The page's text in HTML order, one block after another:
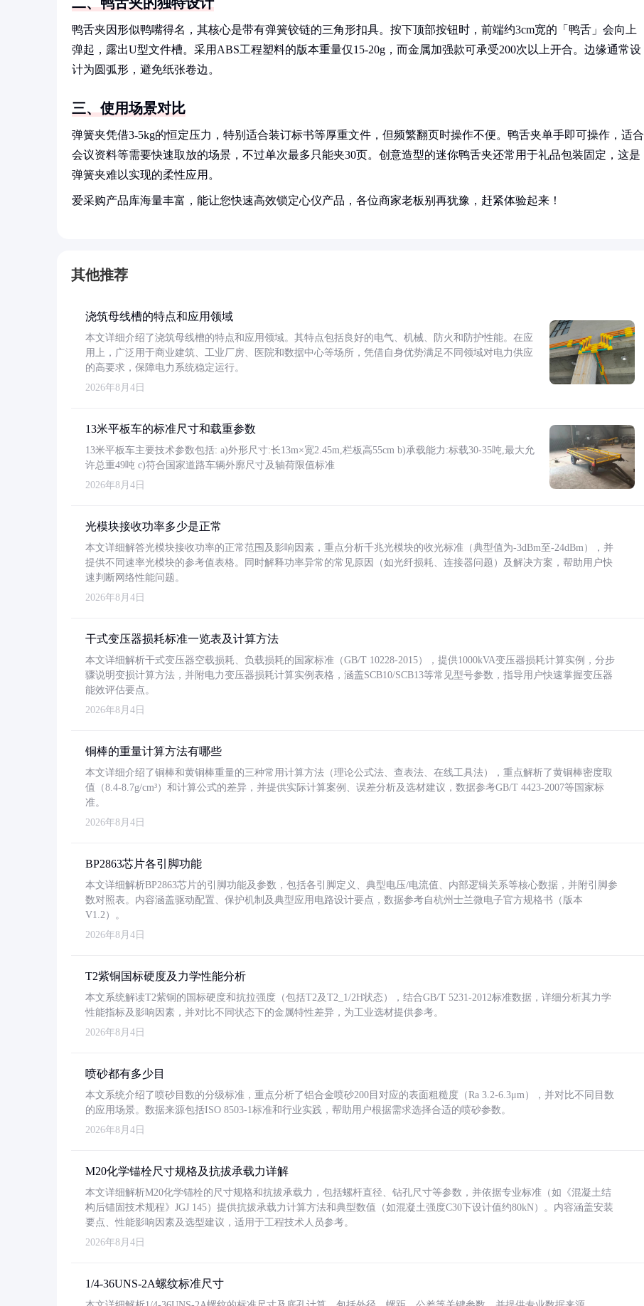
鸭舌夹因形似鸭嘴得名，其核心是带有弹簧铰链的三角形扣具。按下顶部按钮时，前端约3cm宽的「鸭舌」会向上
弹起，露出U型文件槽。采用ABS工程塑料的版本重量仅15-20g，而金属加强款可承受200次以上开合。边缘通常设
计为圆弧形，避免纸张卷边。
三、使用场景对比
弹簧夹凭借3-5kg的恒定压力，特别适合装订标书等厚重文件，但频繁翻页时操作不便。鸭舌夹单手即可操作，适合
会议资料等需要快速取放的场景，不过单次最多只能夹30页。创意造型的迷你鸭舌夹还常用于礼品包装固定，这是
弹簧夹难以实现的柔性应用。
爱采购产品库海量丰富，能让您快速高效锁定心仪产品，各位商家老板别再犹豫，赶紧体验起来！
其他推荐
浇筑母线槽的特点和应用领域
本文详细介绍了浇筑母线槽的特点和应用领域。其特点包括良好的电气、机械、防火和防护性能。在应
用上，广泛用于商业建筑、工业厂房、医院和数据中心等场所，凭借自身优势满足不同领域对电力供应
的高要求，保障电力系统稳定运行。
2026年8月4日
13米平板车的标准尺寸和载重参数
13米平板车主要技术参数包括: a)外形尺寸:长13m×宽2.45m,栏板高55cm b)承载能力:标载30-35吨,最大允
许总重49吨 c)符合国家道路车辆外廓尺寸及轴荷限值标准
2026年8月4日
光模块接收功率多少是正常
本文详细解答光模块接收功率的正常范围及影响因素，重点分析千兆光模块的收光标准（典型值为-3dBm至-24dBm），并
提供不同速率光模块的参考值表格。同时解释功率异常的常见原因（如光纤损耗、连接器问题）及解决方案，帮助用户快
速判断网络性能问题。
2026年8月4日
干式变压器损耗标准一览表及计算方法
本文详细解析干式变压器空载损耗、负载损耗的国家标准（GB/T 10228-2015），提供1000kVA变压器损耗计算实例，分步
骤说明变损计算方法，并附电力变压器损耗计算实例表格，涵盖SCB10/SCB13等常见型号参数，指导用户快速掌握变压器
能效评估要点。
2026年8月4日
铜棒的重量计算方法有哪些
本文详细介绍了铜棒和黄铜棒重量的三种常用计算方法（理论公式法、查表法、在线工具法），重点解析了黄铜棒密度取
值（8.4-8.7g/cm³）和计算公式的差异，并提供实际计算案例、误差分析及选材建议，数据参考GB/T 4423-2007等国家标
准。
2026年8月4日
BP2863芯片各引脚功能
本文详细解析BP2863芯片的引脚功能及参数，包括各引脚定义、典型电压/电流值、内部逻辑关系等核心数据，并附引脚参
数对照表。内容涵盖驱动配置、保护机制及典型应用电路设计要点，数据参考自杭州士兰微电子官方规格书（版本
V1.2）。
2026年8月4日
T2紫铜国标硬度及力学性能分析
本文系统解读T2紫铜的国标硬度和抗拉强度（包括T2及T2_1/2H状态），结合GB/T 5231-2012标准数据，详细分析其力学
性能指标及影响因素，并对比不同状态下的金属特性差异，为工业选材提供参考。
2026年8月4日
喷砂都有多少目
本文系统介绍了喷砂目数的分级标准，重点分析了铝合金喷砂200目对应的表面粗糙度（Ra 3.2-6.3μm），并对比不同目数
的应用场景。数据来源包括ISO 8503-1标准和行业实践，帮助用户根据需求选择合适的喷砂参数。
2026年8月4日
M20化学锚栓尺寸规格及抗拔承载力详解
本文详细解析M20化学锚栓的尺寸规格和抗拔承载力，包括螺杆直径、钻孔尺寸等参数，并依据专业标准（如《混凝土结
构后锚固技术规程》JGJ 145）提供抗拔承载力计算方法和典型数值（如混凝土强度C30下设计值约80kN）。内容涵盖安装
要点、性能影响因素及选型建议，适用于工程技术人员参考。
2026年8月4日
1/4-36UNS-2A螺纹标准尺寸